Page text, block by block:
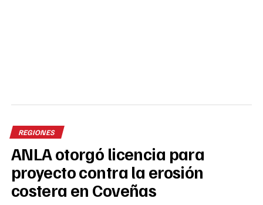
REGIONES
ANLA otorgó licencia para
proyecto contra la erosión
costera en Coveñas